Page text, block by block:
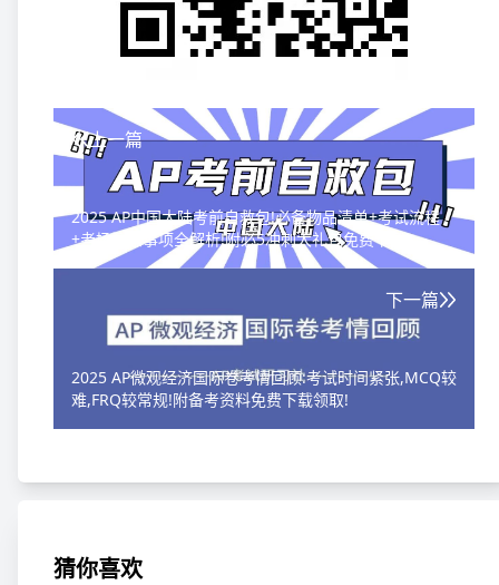
上一篇
2025 AP中国大陆考前自救包!必备物品清单+考试流程
+考场注意事项全解析!附必5冲刺大礼包免费下载!
下一篇
2025 AP微观经济国际卷考情回顾:考试时间紧张,MCQ较
难,FRQ较常规!附备考资料免费下载领取!
猜你喜欢